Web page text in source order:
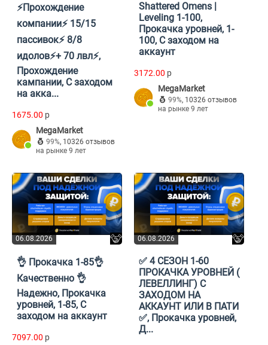
⚡Прохождение
компании⚡ 15/15
пассивок⚡ 8/8
идолов⚡+ 70 лвл⚡,
Прохождение
кампании, С заходом
на акка...
1675.00 p
MegaMarket
99%, 10326 отзывов
на рынке 9 лет
Shattered Omens |
Leveling 1-100,
Прокачка уровней, 1-
100, С заходом на
аккаунт
3172.00 p
MegaMarket
99%, 10326 отзывов
на рынке 9 лет
06.08.2026
👌 Прокачка 1-85👌
Качественно 👌
Надежно, Прокачка
уровней, 1-85, С
заходом на аккаунт
7097.00 p
06.08.2026
✅ 4 СЕЗОН 1-60
ПРОКАЧКА УРОВНЕЙ (
ЛЕВЕЛЛИНГ) С
ЗАХОДОМ НА
АККАУНТ ИЛИ В ПАТИ
✅, Прокачка уровней,
Д...